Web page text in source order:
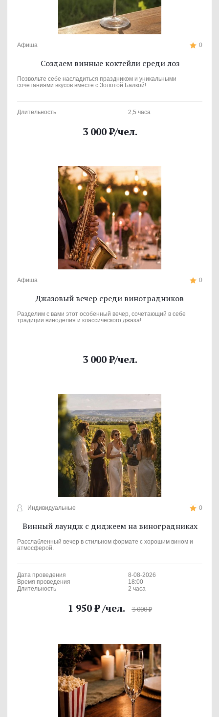
Афиша 0
Создаем винные коктейли среди лоз
Позвольте себе насладиться праздником и уникальными
сочетаниями вкусов вместе с Золотой Балкой!
Длительность 2,5 часа
3 000₽/чел.
Афиша 0
Джазовый вечер среди виноградников
Разделим с вами этот особенный вечер, сочетающий в себе
традиции виноделия и классического джаза!
3 000₽/чел.
Индивидуальные 0
Винный лаундж с диджеем на виноградниках
Расслабленный вечер в стильном формате с хорошим вином и
атмосферой.
Дата проведения
8-08-2026
Время проведения
18:00
Длительность
2 часа
1 950₽ /чел. 3 000₽